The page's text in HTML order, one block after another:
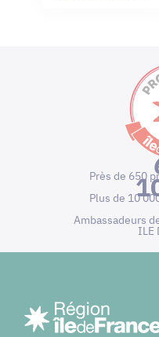
Près de 650
Plus de 10
Ambassadeurs
ILE